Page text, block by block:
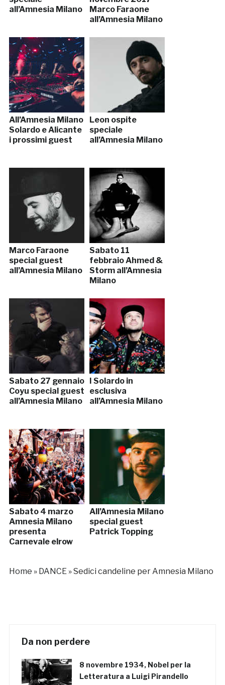
all’Amnesia Milano
Marco Faraone
all’Amnesia Milano
All’Amnesia Milano
Solardo e Alicante
i prossimi guest
Leon ospite
speciale
all’Amnesia Milano
Marco Faraone
special guest
all’Amnesia Milano
Sabato 11
febbraio Ahmed &
Storm all’Amnesia
Milano
Sabato 27 gennaio
Coyu special guest
all’Amnesia Milano
I Solardo in
esclusiva
all’Amnesia Milano
Sabato 4 marzo
Amnesia Milano
presenta
Carnevale elrow
All’Amnesia Milano
special guest
Patrick Topping
Home » DANCE»Sedici candeline per Amnesia Milano
Da non perdere
8 novembre 1934, Nobel per la
Letteratura a Luigi Pirandello